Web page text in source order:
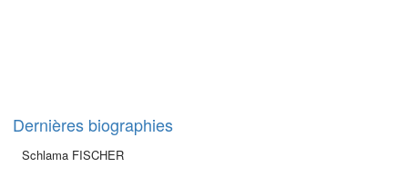
Dernières biographies
Schlama FISCHER